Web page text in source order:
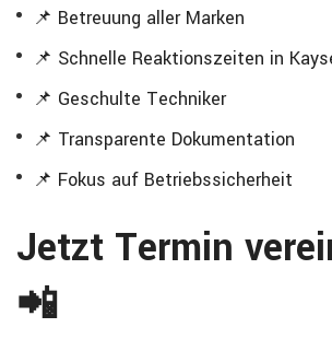
📌 Betreuung aller Marken
📌 Schnelle Reaktionszeiten in
📌 Geschulte Techniker
📌 Transparente Dokumentation
📌 Fokus auf Betriebssicherheit
Jetzt Termin
📲